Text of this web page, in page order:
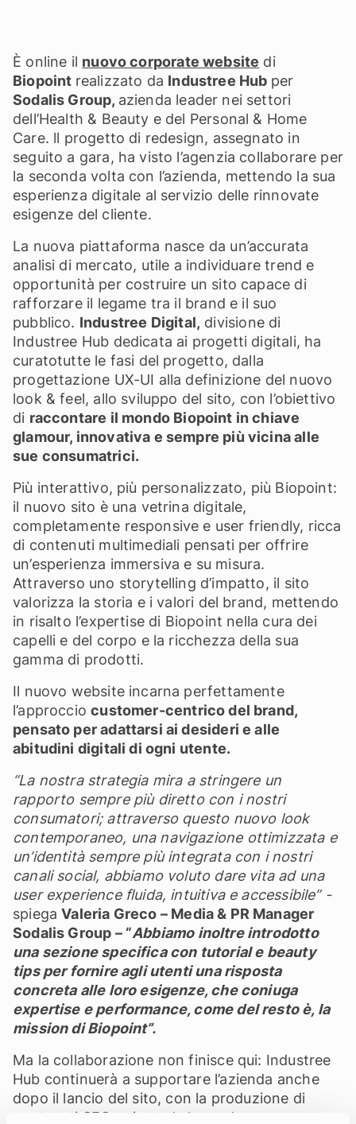
È online il nuovo corporate website di
Biopoint realizzato da Industree Hub per
Sodalis Group, azienda leader nei settori
dell’Health & Beauty e del Personal & Home
Care. ll progetto di redesign, assegnato in
seguito a gara, ha visto l’agenzia collaborare per
la seconda volta con l’azienda, mettendo la sua
esperienza digitale al servizio delle rinnovate
esigenze del cliente.
La nuova piattaforma nasce da un’accurata
analisi di mercato, utile a individuare trend e
opportunità per costruire un sito capace di
rafforzare il legame tra il brand e il suo
pubblico. Industree Digital, divisione di
Industree Hub dedicata ai progetti digitali, ha
curatotutte le fasi del progetto, dalla
progettazione UX-UI alla definizione del nuovo
look & feel, allo sviluppo del sito, con l’obiettivo
di raccontare il mondo Biopoint in chiave
glamour, innovativa e sempre più vicina alle
sue consumatrici.
Più interattivo, più personalizzato, più Biopoint:
il nuovo sito è una vetrina digitale,
completamente responsive e user friendly, ricca
di contenuti multimediali pensati per offrire
un’esperienza immersiva e su misura.
Attraverso uno storytelling d’impatto, il sito
valorizza la storia e i valori del brand, mettendo
in risalto l’expertise di Biopoint nella cura dei
capelli e del corpo e la ricchezza della sua
gamma di prodotti.
Il nuovo website incarna perfettamente
l’approcciocustomer-centrico del brand,
pensato per adattarsi ai desideri e alle
abitudini digitali di ogni utente.
“La nostra strategia mira a stringere un
rapporto sempre più diretto con i nostri
consumatori; attraverso questo nuovo look
contemporaneo, una navigazione ottimizzata e
un’identità sempre più integrata con i nostri
canali social, abbiamo voluto dare vita ad una
user experience fluida, intuitiva e accessibile” -
spiegaValeria Greco – Media & PR Manager
Sodalis Group – “Abbiamo inoltre introdotto
una sezione specifica con tutorial e beauty
tips per fornire agli utenti una risposta
concreta alle loro esigenze, che coniuga
expertise e performance, come del resto è, la
mission di Biopoint”.
Ma la collaborazione non finisce qui: Industree
Hub continuerà a supportare l’azienda anche
dopo il lancio del sito, con la produzione di
contenuti SEO-oriented che parlano